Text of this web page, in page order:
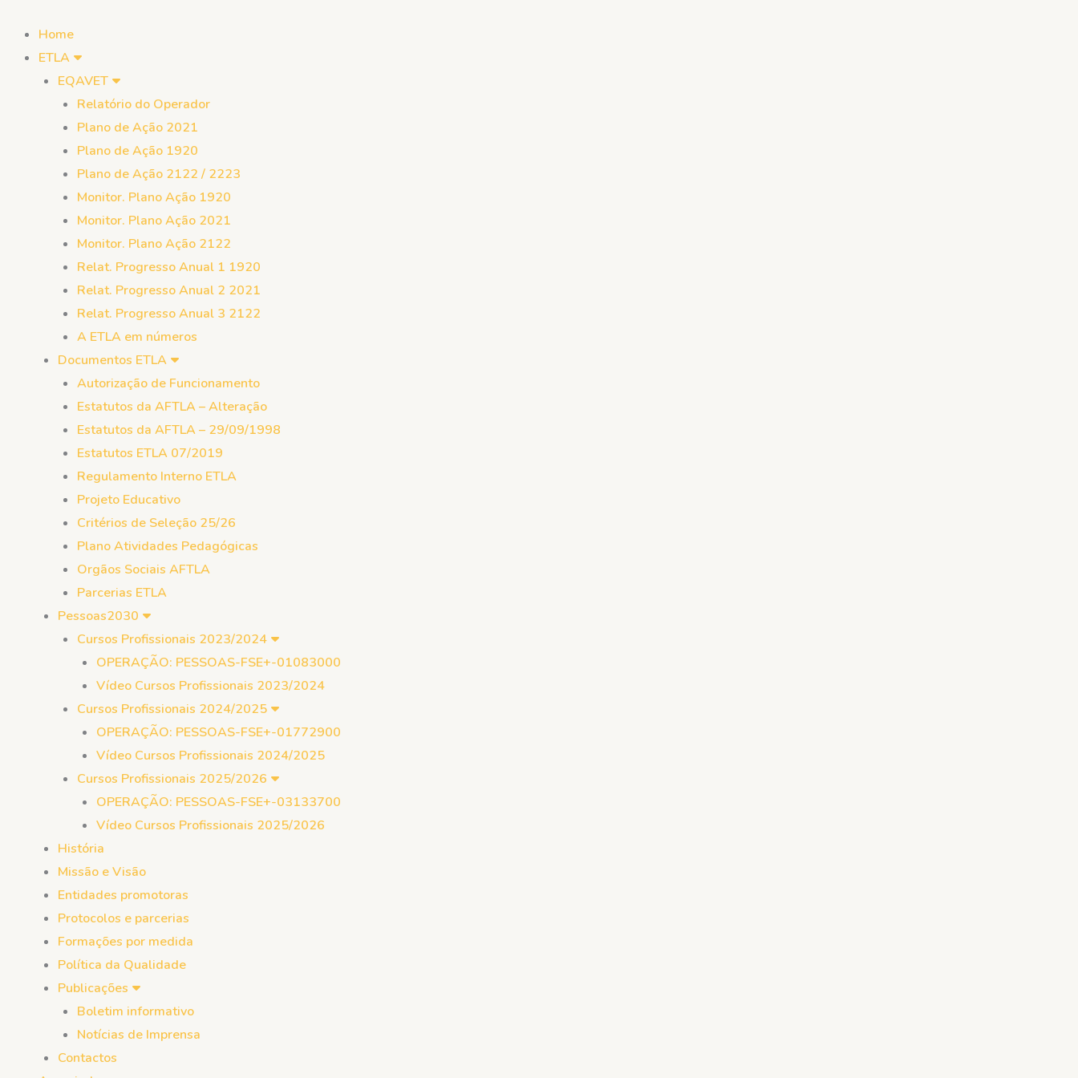
content
Home
ETLA
EQAVET
Relatório do Operador
Plano de Ação 2021
Plano de Ação 1920
Plano de Ação 2122 / 2223
Monitor. Plano Ação 1920
Monitor. Plano Ação 2021
Monitor. Plano Ação 2122
Relat. Progresso Anual 1 1920
Relat. Progresso Anual 2 2021
Relat. Progresso Anual 3 2122
A ETLA em números
Documentos ETLA
Autorização de Funcionamento
Estatutos da AFTLA – Alteração
Estatutos da AFTLA – 29/09/1998
Estatutos ETLA 07/2019
Regulamento Interno ETLA
Projeto Educativo
Critérios de Seleção 25/26
Plano Atividades Pedagógicas
Orgãos Sociais AFTLA
Parcerias ETLA
Pessoas2030
Cursos Profissionais 2023/2024
OPERAÇÃO: PESSOAS-FSE+-01083000
Vídeo Cursos Profissionais 2023/2024
Cursos Profissionais 2024/2025
OPERAÇÃO: PESSOAS-FSE+-01772900
Vídeo Cursos Profissionais 2024/2025
Cursos Profissionais 2025/2026
OPERAÇÃO: PESSOAS-FSE+-03133700
Vídeo Cursos Profissionais 2025/2026
História
Missão e Visão
Entidades promotoras
Protocolos e parcerias
Formações por medida
Política da Qualidade
Publicações
Boletim informativo
Notícias de Imprensa
Contactos